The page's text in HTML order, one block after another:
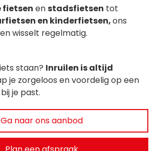
fietsen enstadsfietsen tot
en kinderfietsen,ons
wisselt regelmatig.
staan? Inruilen is altijd
je zorgeloos en voordelig op een
je past.
Ga naar ons aanbod